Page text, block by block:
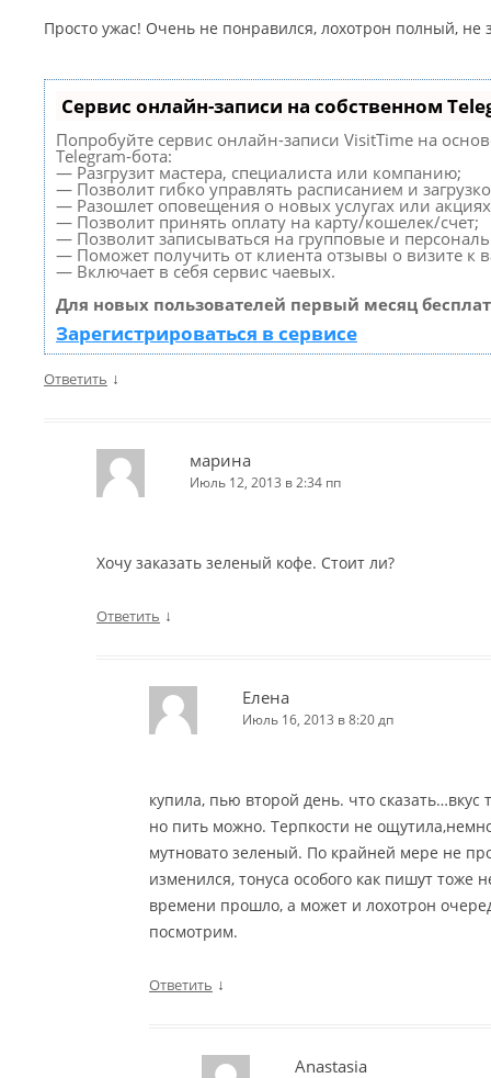
Просто ужас! Очень не понравился, лохотрон полный,
Сервис онлайн-записи на собственном
Попробуйте сервис онлайн-записи VisitTime на
Telegram-бота:
— Разгрузит мастера, специалиста или компанию;
— Позволит гибко управлять расписанием и
— Разошлет оповещения о новых услугах или
— Позволит принять оплату на карту/кошелек/счет;
— Позволит записываться на групповые и
— Поможет получить от клиента отзывы о визите к
— Включает в себя сервис чаевых.
Для новых пользователей первый месяц
Зарегистрироваться в сервисе
Ответить ↓
марина
Июль 12, 2013 в 2:34 пп
Хочу заказать зеленый кофе. Стоит ли?
Ответить ↓
Елена
Июль 16, 2013 в 8:20 дп
купила, пью второй день. что сказать…вкус
но пить можно. Терпкости не
мутновато зеленый. По крайней мере не
изменился, тонуса особого как пишут
времени прошло, а может и лохотрон
посмотрим.
Ответить ↓
Anastasia